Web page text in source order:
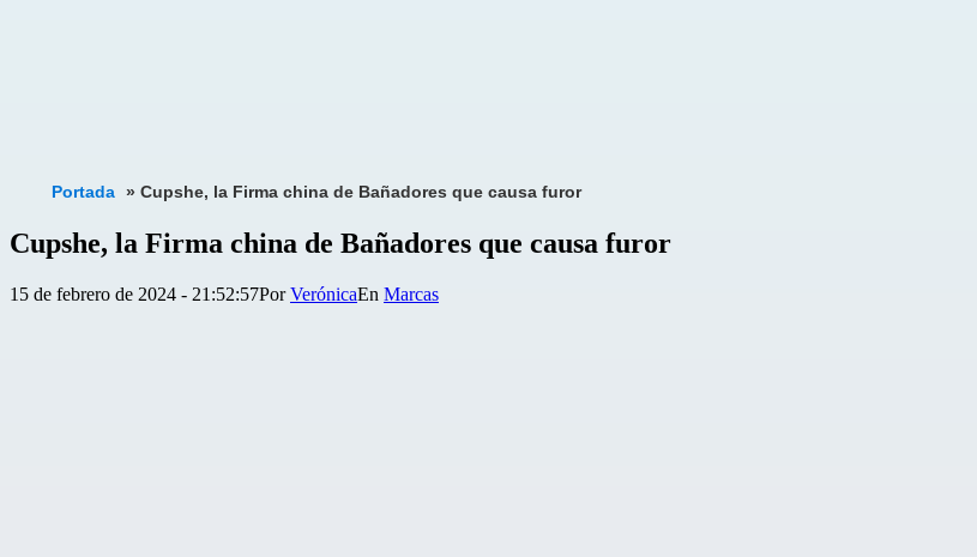
Portada » Cupshe, la Firma china de Bañadores que causa furor
Cupshe, la Firma china de Bañadores que causa furor
Publicada
15 de febrero de 2024 - 21:52:57PorVerónica
Categorizado
Marcas